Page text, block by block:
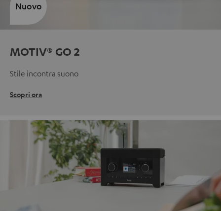
MOTIV® GO 2
Stile incontra suono
Scopri ora
Nuovo